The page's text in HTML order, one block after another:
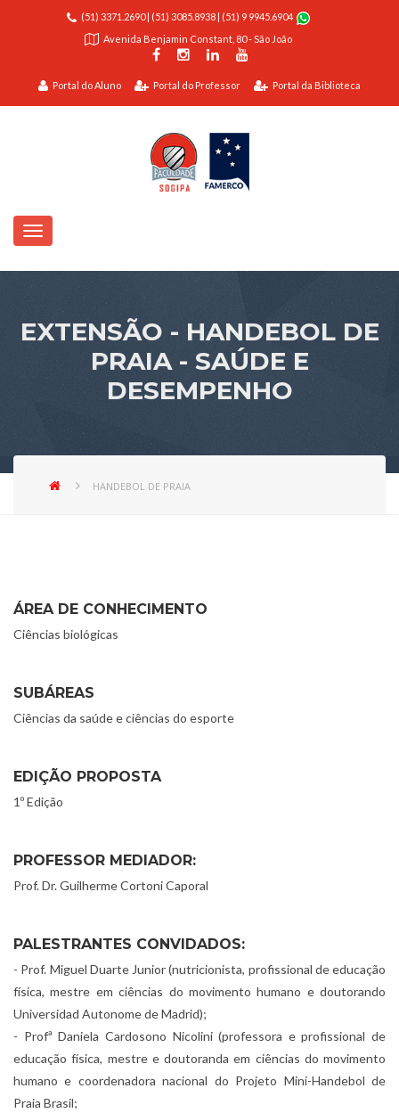
(51) 3371.2690| (51) 3085.8938|
(51) 9 9945.6904
Avenida Benjamin Constant, 80 - São João
Portal do Aluno Portal do Professor Portal da Biblioteca
EXTENSÃO - HANDEBOL DE
PRAIA - SAÚDE E
DESEMPENHO
HANDEBOL DE PRAIA
ÁREA DE CONHECIMENTO
Ciências biológicas
SUBÁREAS
Ciências da saúde e ciências do esporte
EDIÇÃO PROPOSTA
1º Edição
PROFESSOR MEDIADOR:
Prof. Dr. Guilherme Cortoni Caporal
PALESTRANTES CONVIDADOS:
- Prof. Miguel Duarte Junior (nutricionista, profissional de educação
física, mestre em ciências do movimento humano e doutorando
Universidad Autonome de Madrid);
- Profª Daniela Cardosono Nicolini (professora e profissional de
educação física, mestre e doutoranda em ciências do movimento
humano e coordenadora nacional do Projeto Mini-Handebol de
Praia Brasil;